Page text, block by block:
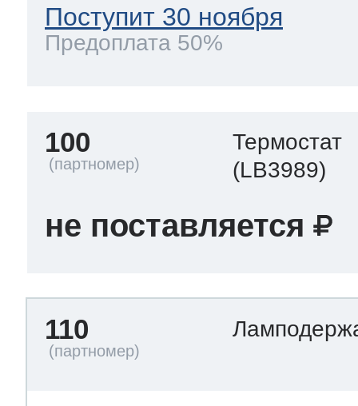
Поступит 30 ноября
Предоплата 50%
100
Термостат
(LB3989)
не поставляется
110